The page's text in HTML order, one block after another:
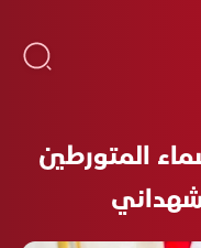
المتورطين